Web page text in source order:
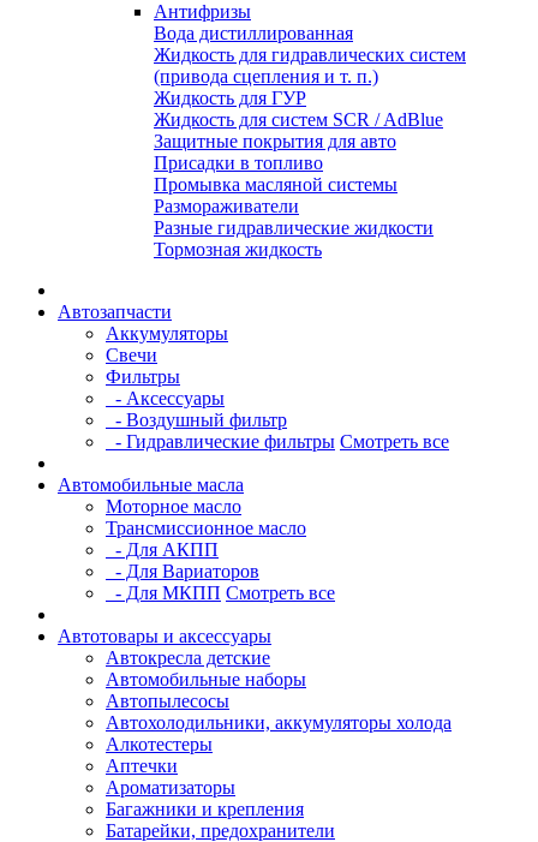
Антифризы
Вода дистиллированная
Жидкость для гидравлических систем
(привода сцепления и т. п.)
Жидкость для ГУР
Жидкость для систем SCR / AdBlue
Защитные покрытия для авто
Присадки в топливо
Промывка масляной системы
Размораживатели
Разные гидравлические жидкости
Тормозная жидкость
Автозапчасти
Аккумуляторы
Свечи
Фильтры
- Аксессуары
- Воздушный фильтр
- Гидравлические фильтры Смотреть все
Автомобильные масла
Моторное масло
Трансмиссионное масло
- Для АКПП
- Для Вариаторов
- Для МКПП Смотреть все
Автотовары и аксессуары
Автокресла детские
Автомобильные наборы
Автопылесосы
Автохолодильники, аккумуляторы холода
Алкотестеры
Аптечки
Ароматизаторы
Багажники и крепления
Батарейки, предохранители